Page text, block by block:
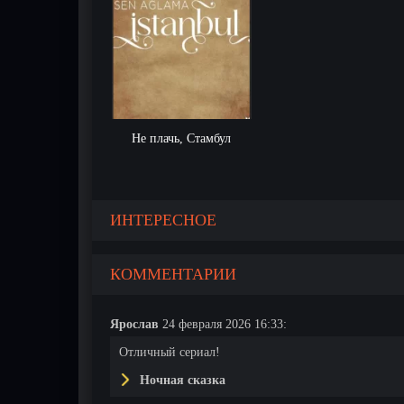
Не плачь, Стамбул
ИНТЕРЕСНОЕ
КОММЕНТАРИИ
Ярослав 24 февраля 2026 16:33:
Отличный сериал!
Ночная сказка